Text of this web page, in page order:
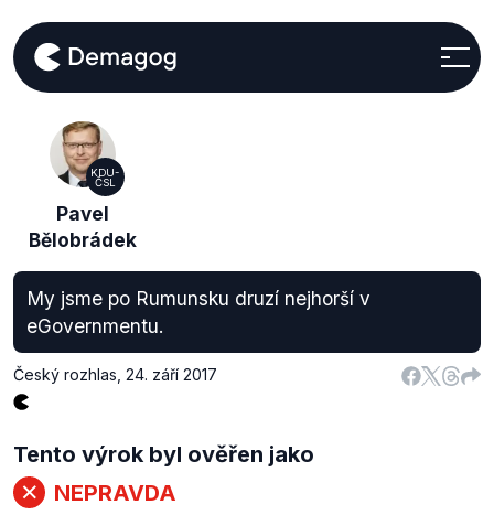
KDU-
ČSL
Pavel
Bělobrádek
My jsme po Rumunsku druzí nejhorší v
eGovernmentu.
Český rozhlas 24. září 2017
Tento výrok byl ověřen jako
NEPRAVDA